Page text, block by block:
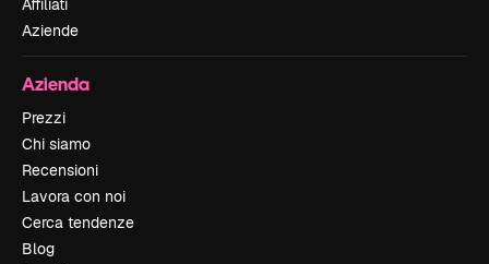
Affiliati
Aziende
Azienda
Prezzi
Chi siamo
Recensioni
Lavora con noi
Cerca tendenze
Blog